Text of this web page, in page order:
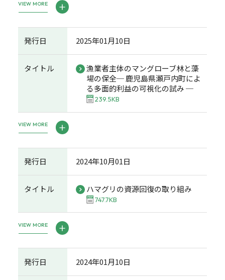
VIEW MORE
発行日 2025年01月10日
タイトル
漁業者主体のマングローブ林と藻
場の保全─ 鹿児島県瀬戸内町によ
る多面的利益の可視化の試み ─
239.5KB
VIEW MORE
発行日 2024年10月01日
タイトル ハマグリの資源回復の取り組み
747.7KB
VIEW MORE
発行日 2024年01月10日